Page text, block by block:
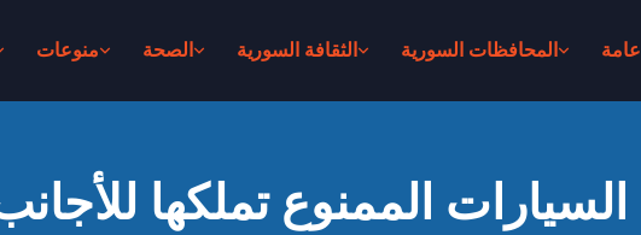
عامة المحافظات السورية الثقافة السورية الصحة منوعات
السيارات الممنوع تملكها